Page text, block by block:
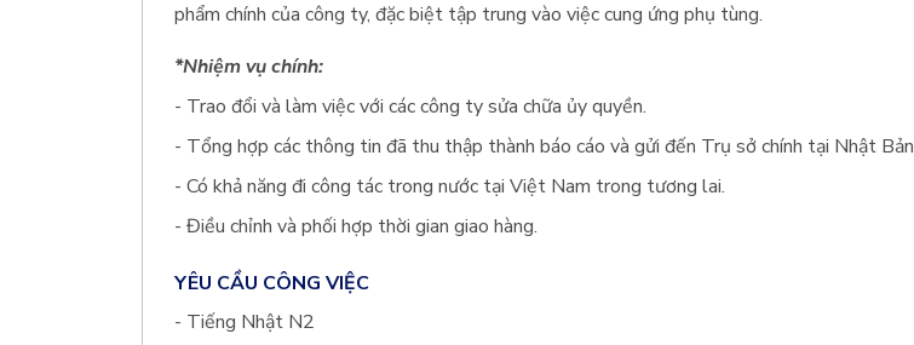
phẩm chính của công ty, đặc biệt tập trung vào việc cung ứng phụ tùng.
*Nhiệm vụ chính:
- Trao đổi và làm việc với các công ty sửa chữa ủy quyền.
- Tổng hợp các thông tin đã thu thập thành báo cáo và gửi đến Trụ sở chính tại Nhật
- Có khả năng đi công tác trong nước tại Việt Nam trong tương lai.
- Điều chỉnh và phối hợp thời gian giao hàng.
YÊU CẦU CÔNG VIỆC
- Tiếng Nhật N2